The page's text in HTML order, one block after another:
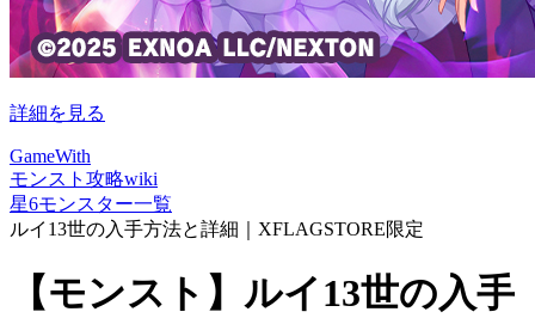
詳細を見る
GameWith
モンスト攻略wiki
星6モンスター一覧
ルイ13世の入手方法と詳細｜XFLAGSTORE限定
【モンスト】ルイ13世の入手